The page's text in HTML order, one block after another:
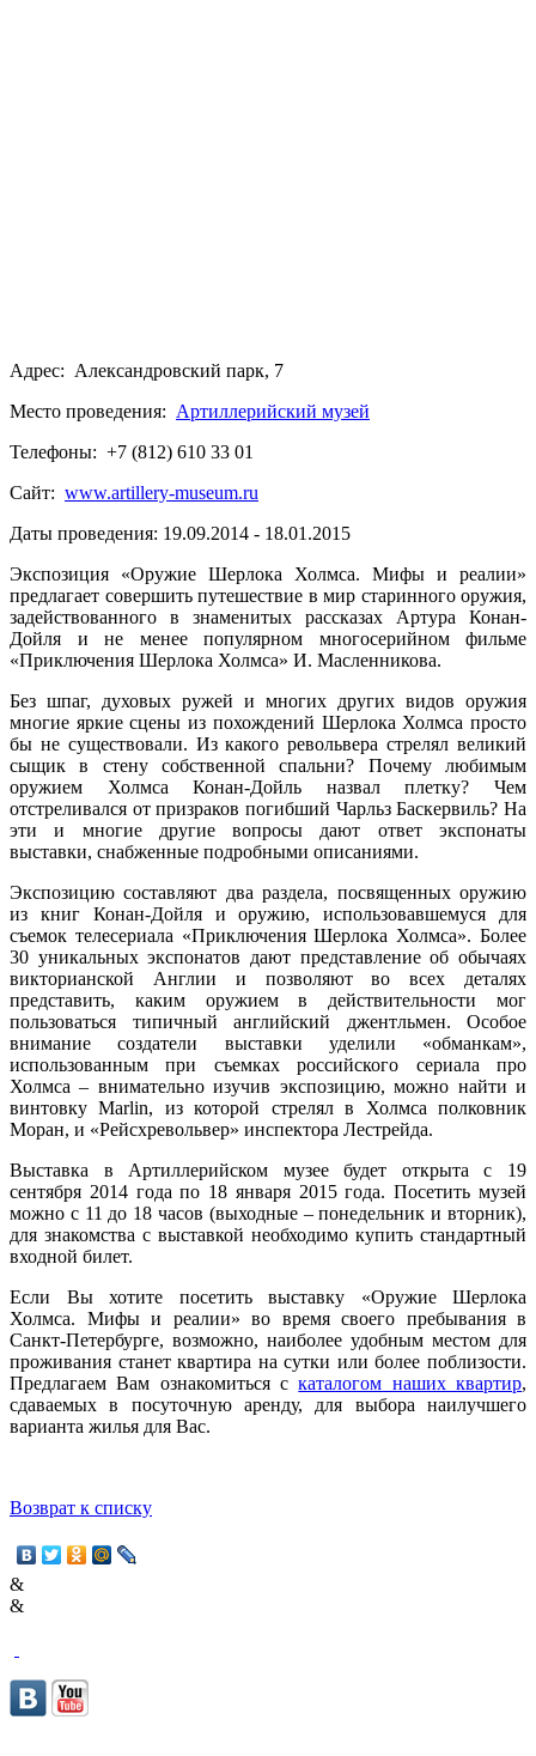
Адрес: Александровский парк, 7
Место проведения: Артиллерийский музей
Телефоны: +7 (812) 610 33 01
Сайт: www.artillery-museum.ru
Даты проведения: 19.09.2014 - 18.01.2015
Экспозиция «Оружие Шерлока Холмса. Мифы и реалии»
предлагает совершить путешествие в мир старинного оружия,
задействованного в знаменитых рассказах Артура Конан-
Дойля и не менее популярном многосерийном фильме
«Приключения Шерлока Холмса» И. Масленникова.
Без шпаг, духовых ружей и многих других видов оружия
многие яркие сцены из похождений Шерлока Холмса просто
бы не существовали. Из какого револьвера стрелял великий
сыщик в стену собственной спальни? Почему любимым
оружием Холмса Конан-Дойль назвал плетку? Чем
отстреливался от призраков погибший Чарльз Баскервиль? На
эти и многие другие вопросы дают ответ экспонаты
выставки, снабженные подробными описаниями.
Экспозицию составляют два раздела, посвященных оружию
из книг Конан-Дойля и оружию, использовавшемуся для
съемок телесериала «Приключения Шерлока Холмса». Более
30 уникальных экспонатов дают представление об обычаях
викторианской Англии и позволяют во всех деталях
представить, каким оружием в действительности мог
пользоваться типичный английский джентльмен. Особое
внимание создатели выставки уделили «обманкам»,
использованным при съемках российского сериала про
Холмса – внимательно изучив экспозицию, можно найти и
винтовку Marlin, из которой стрелял в Холмса полковник
Моран, и «Рейсхревольвер» инспектора Лестрейда.
Выставка в Артиллерийском музее будет открыта с 19
сентября 2014 года по 18 января 2015 года. Посетить музей
можно с 11 до 18 часов (выходные – понедельник и вторник),
для знакомства с выставкой необходимо купить стандартный
входной билет.
Если Вы хотите посетить выставку «Оружие Шерлока
Холмса. Мифы и реалии» во время своего пребывания в
Санкт-Петербурге, возможно, наиболее удобным местом для
проживания станет квартира на сутки или более поблизости.
Предлагаем Вам ознакомиться скаталогом наших квартир,
сдаваемых в посуточную аренду, для выбора наилучшего
варианта жилья для Вас.
Возврат к списку
&
&